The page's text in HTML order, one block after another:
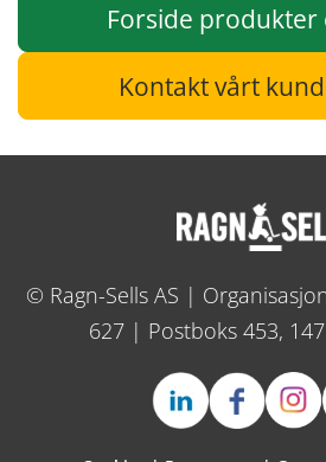
Forside produkter
Kontakt vårt
© Ragn-Sells AS |
627 | Postboks 453,